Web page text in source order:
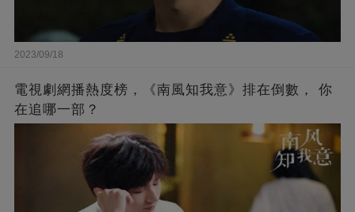
2023/09/18
電視劇網播熱度榜，《南風知我意》排在倒數， 你
在追哪一部？